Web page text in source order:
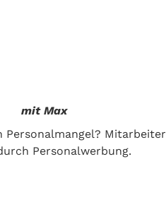
mit Max
Personalmangel? Mitarbeiter
Personalwerbung.